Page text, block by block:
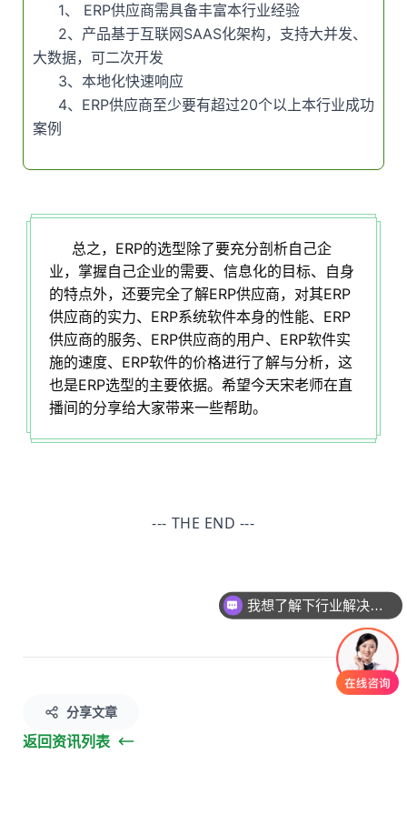
1、 ERP供应商需具备丰富本行业经验
2、产品基于互联网SAAS化架构，支持大并发、
大数据，可二次开发
3、本地化快速响应
4、ERP供应商至少要有超过20个以上本行业成功
案例
总之，ERP的选型除了要充分剖析自己企
业，掌握自己企业的需要、信息化的目标、自身
的特点外，还要完全了解ERP供应商，对其ERP
供应商的实力、ERP系统软件本身的性能、ERP
供应商的服务、ERP供应商的用户、ERP软件实
施的速度、ERP软件的价格进行了解与分析，这
也是ERP选型的主要依据。希望今天宋老师在直
播间的分享给大家带来一些帮助。
固定布局
工具条上设置固定宽高
背景可以设置被包含
可以完美对齐背景图和文字
以及制作自己的模板
--- THE END ---
分享文章
返回资讯列表
您公司做过哪些案例呢